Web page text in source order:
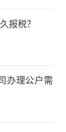
报税？
办理公户需